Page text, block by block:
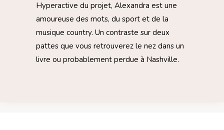
Hyperactive du projet, Alexandra est une
amoureuse des mots, du sport et de la
musique country. Un contraste sur deux
pattes que vous retrouverez le nez dans un
livre ou probablement perdue à Nashville.